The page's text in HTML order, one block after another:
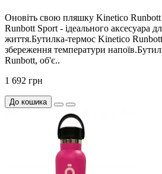
Оновіть свою пляшку Kinetico
Runbott Sport - ідеального аксесуара
життя.Бутилка-термос Kinetico
збереження температури
Runbott, об'є..
1 692 грн
До кошика